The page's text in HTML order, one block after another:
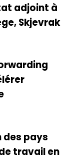
adjoint à
Skjevrak
des pays
travail en